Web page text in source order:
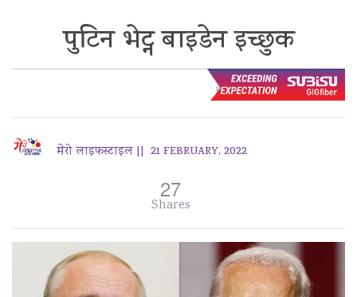
पुटिन भेट्न बाइडेन इच्छुक
मेरो लाइफस्टाइल || 21 FEBRUARY, 2022
27
Shares